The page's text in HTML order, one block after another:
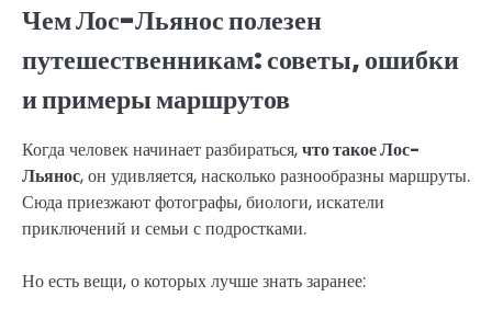
Чем Лос-Льянос полезен
путешественникам: советы, ошибки
и примеры маршрутов
Когда человек начинает разбираться,что такое Лос-
Льянос, он удивляется, насколько разнообразны маршруты.
Сюда приезжают фотографы, биологи, искатели
приключений и семьи с подростками.
Но есть вещи, о которых лучше знать заранее: